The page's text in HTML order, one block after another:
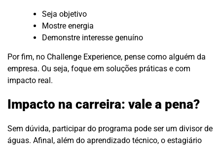
Seja objetivo
Mostre energia
Demonstre interesse genuíno
Por fim, no Challenge Experience, pense como alguém da
empresa. Ou seja, foque em soluções práticas e com
impacto real.
Impacto na carreira: vale a pena?
Sem dúvida, participar do programa pode ser um divisor de
águas. Afinal, além do aprendizado técnico, o estagiário